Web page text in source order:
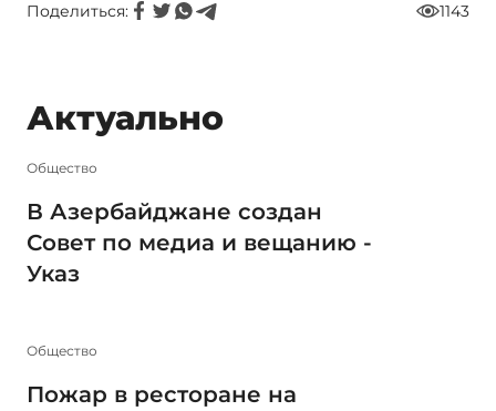
Поделиться: 1143
Актуально
Общество
В Азербайджане создан
Совет по медиа и вещанию -
Указ
Общество
Пожар в ресторане на